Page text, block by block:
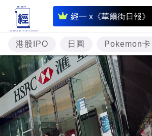
經一 x《華爾街日報》
即
時
財
經
專
題
投
資
港股IPO 日圓 Pokemon卡